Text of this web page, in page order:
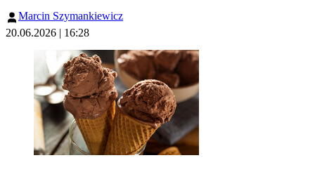
Marcin Szymankiewicz
20.06.2026 | 16:28